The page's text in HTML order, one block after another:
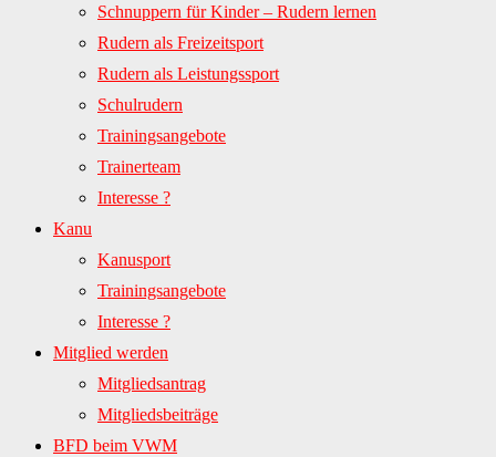
Schnuppern für Kinder – Rudern lernen
Rudern als Freizeitsport
Rudern als Leistungssport
Schulrudern
Trainingsangebote
Trainerteam
Interesse ?
Kanu
Kanusport
Trainingsangebote
Interesse ?
Mitglied werden
Mitgliedsantrag
Mitgliedsbeiträge
BFD beim VWM